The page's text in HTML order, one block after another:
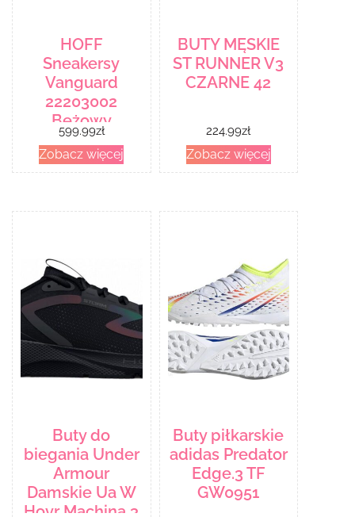
HOFF
Sneakersy
Vanguard
22203002
Beżowy
599.99zł
Zobacz więcej
BUTY MĘSKIE
ST RUNNER V3
CZARNE 42
224.99zł
Zobacz więcej
Buty do
biegania Under
Armour
Damskie Ua W
Hovr Machina 3
Buty piłkarskie
adidas Predator
Edge.3 TF
GW0951